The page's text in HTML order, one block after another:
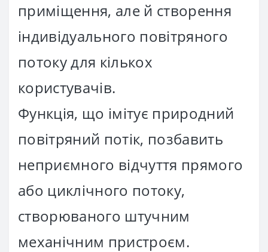
приміщення, але й створення
індивідуального повітряного
потоку для кількох
користувачів.
Функція, що імітує природний
повітряний потік, позбавить
неприємного відчуття прямого
або циклічного потоку,
створюваного штучним
механічним пристроєм.